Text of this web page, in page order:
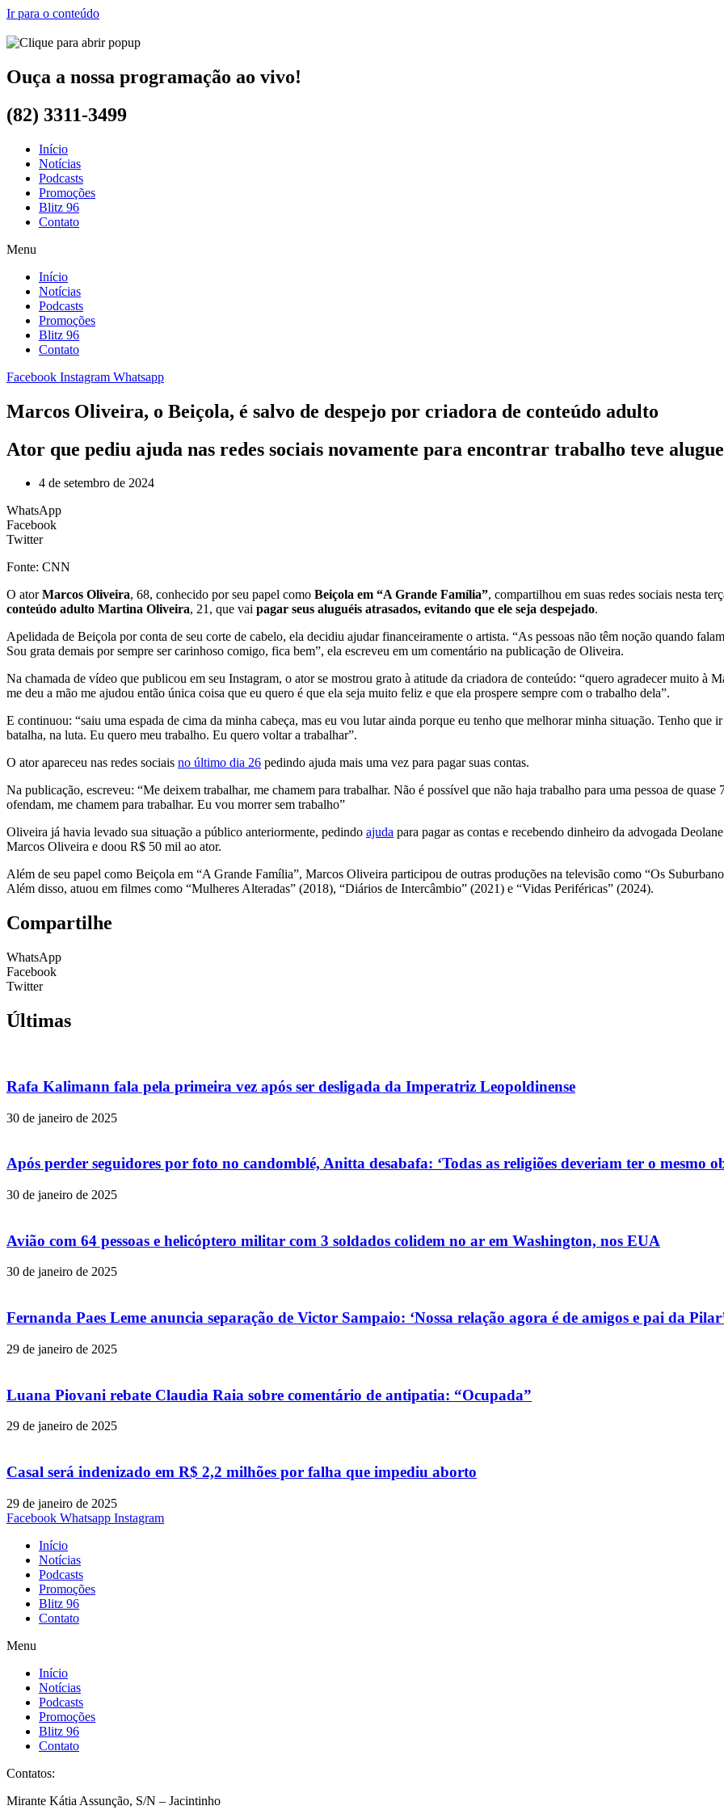
Ir para o conteúdo
Ouça a nossa programação ao vivo!
(82) 3311-3499
Início
Notícias
Podcasts
Promoções
Blitz 96
Contato
Menu
Início
Notícias
Podcasts
Promoções
Blitz 96
Contato
Facebook Instagram Whatsapp
Marcos Oliveira, o Beiçola, é salvo de despejo por criadora de conteúdo adulto
Ator que pediu ajuda nas redes sociais novamente para encontrar trabalho teve
4 de setembro de 2024
WhatsApp
Facebook
Twitter
Fonte: CNN
O atorMarcos Oliveira, 68, conhecido por seu papel como Beiçola em “A Grande Família”, compartilhou em suas redes sociais nesta
conteúdo adulto Martina Oliveira, 21, que vai pagar seus aluguéis atrasados, evitando que ele seja despejado.
Apelidada de Beiçola por conta de seu corte de cabelo, ela decidiu ajudar financeiramente o artista. “As pessoas não têm noção quando
Sou grata demais por sempre ser carinhoso comigo, fica bem”, ela escreveu em um comentário na publicação de Oliveira.
Na chamada de vídeo que publicou em seu Instagram, o ator se mostrou grato à atitude da criadora de conteúdo: “quero agradecer muito
me deu a mão me ajudou então única coisa que eu quero é que ela seja muito feliz e que ela prospere sempre com o trabalho dela”.
E continuou: “saiu uma espada de cima da minha cabeça, mas eu vou lutar ainda porque eu tenho que melhorar minha situação. Tenho que
batalha, na luta. Eu quero meu trabalho. Eu quero voltar a trabalhar”.
O ator apareceu nas redes sociais no último dia 26 pedindo ajuda mais uma vez para pagar suas contas.
Na publicação, escreveu: “Me deixem trabalhar, me chamem para trabalhar. Não é possível que não haja trabalho para uma pessoa de
ofendam, me chamem para trabalhar. Eu vou morrer sem trabalho”
Oliveira já havia levado sua situação a público anteriormente, pedindo ajuda para pagar as contas e recebendo dinheiro da advogada
Marcos Oliveira e doou R$ 50 mil ao ator.
Além de seu papel como Beiçola em “A Grande Família”, Marcos Oliveira participou de outras produções na televisão como “Os
Além disso, atuou em filmes como “Mulheres Alteradas” (2018), “Diários de Intercâmbio” (2021) e “Vidas Periféricas” (2024).
Compartilhe
WhatsApp
Facebook
Twitter
Últimas
Rafa Kalimann fala pela primeira vez após ser desligada da Imperatriz Leopoldinense
30 de janeiro de 2025
Após perder seguidores por foto no candomblé, Anitta desabafa: ‘Todas as religiões deveriam ter o mesmo
30 de janeiro de 2025
Avião com 64 pessoas e helicóptero militar com 3 soldados colidem no ar em Washington, nos EUA
30 de janeiro de 2025
Fernanda Paes Leme anuncia separação de Victor Sampaio: ‘Nossa relação agora é de amigos e pai da
29 de janeiro de 2025
Luana Piovani rebate Claudia Raia sobre comentário de antipatia: “Ocupada”
29 de janeiro de 2025
Casal será indenizado em R$ 2,2 milhões por falha que impediu aborto
29 de janeiro de 2025
Facebook Whatsapp Instagram
Início
Notícias
Podcasts
Promoções
Blitz 96
Contato
Menu
Início
Notícias
Podcasts
Promoções
Blitz 96
Contato
Contatos:
Mirante Kátia Assunção, S/N – Jacintinho